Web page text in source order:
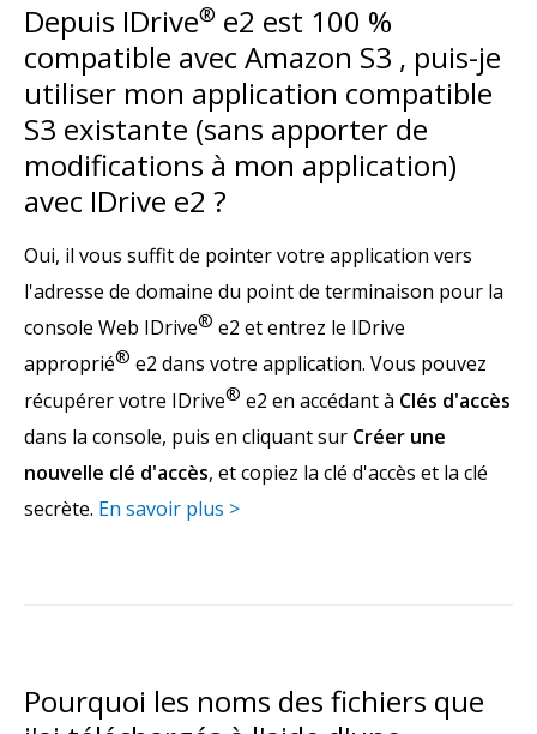
Depuis IDrive® e2 est 100 %
compatible avec Amazon S3 , puis-je
utiliser mon application compatible
S3 existante (sans apporter de
modifications à mon application)
avec IDrive e2 ?
Oui, il vous suffit de pointer votre application vers
l'adresse de domaine du point de terminaison pour la
console Web IDrive® e2 et entrez le IDrive
approprié® e2 dans votre application. Vous pouvez
récupérer votre IDrive® e2 en accédant à Clés d'accès
dans la console, puis en cliquant sur Créer une
nouvelle clé d'accès, et copiez la clé d'accès et la clé
secrète. En savoir plus >
Pourquoi les noms des fichiers que